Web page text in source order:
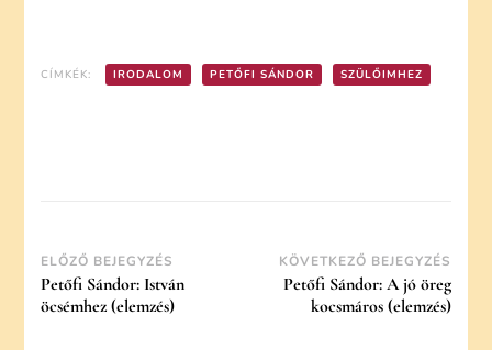
CÍMKÉK: IRODALOM PETŐFI SÁNDOR SZÜLŐIMHEZ
Post
Navigation
ELŐZŐ BEJEGYZÉS
Petőfi Sándor: István
öcsémhez (elemzés)
KÖVETKEZŐ BEJEGYZÉS
Petőfi Sándor: A jó öreg
kocsmáros (elemzés)